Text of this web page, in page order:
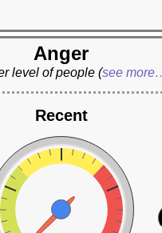
Anger
level of people(see
Recent